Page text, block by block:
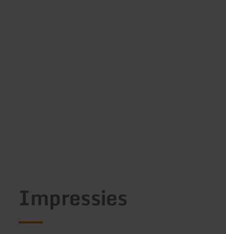
Impressies